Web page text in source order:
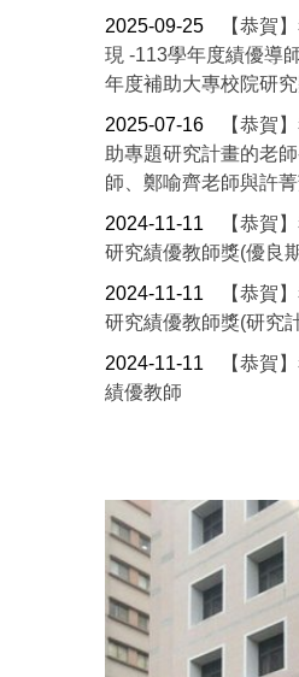
2025-09-25
【恭賀
現 -113學年度績優導
年度補助大專校院研
2025-07-16
【恭賀
助專題研究計畫的老
師、鄭喻齊老師與許菁
2024-11-11
【恭賀
研究績優教師獎(優良
2024-11-11
【恭賀
研究績優教師獎(研究
2024-11-11
【恭賀
績優教師